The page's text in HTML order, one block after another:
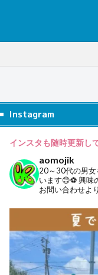
Instagram
インスタも随時更新し
aomojik
20～30代の男女
います😊⚽興味
お問い合わせよ